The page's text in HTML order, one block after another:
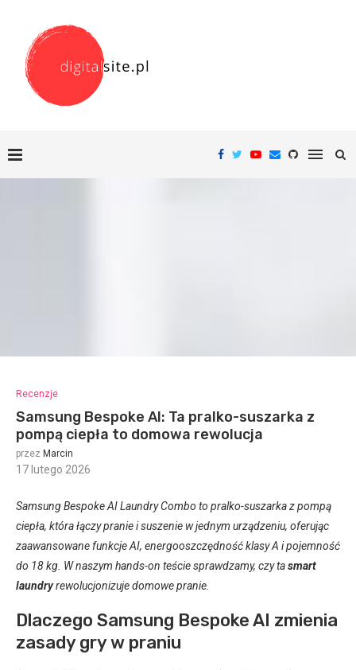
Recenzje
Samsung Bespoke AI: Ta pralko-suszarka z
pompą ciepła to domowa rewolucja
przez Marcin
17 lutego 2026
Samsung Bespoke AI Laundry Combo to pralko-suszarka z pompą
ciepła, która łączy pranie i suszenie w jednym urządzeniu, oferując
zaawansowane funkcje AI, energooszczędność klasy A i pojemność
do 18 kg. W naszym hands-on teście sprawdzamy, czy tasmart
laundryrewolucjonizuje domowe pranie.
Dlaczego Samsung Bespoke AI zmienia
zasady gry w praniu